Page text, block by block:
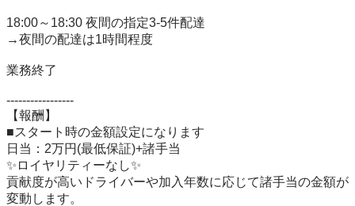
18:00～18:30 夜間の指定3-5件配達
→夜間の配達は1時間程度
業務終了
-----------------
【報酬】
■スタート時の金額設定になります
日当：2万円(最低保証)+諸手当
✨ロイヤリティーなし✨
貢献度が高いドライバーや加入年数に応じて諸手当の金額が
変動します。